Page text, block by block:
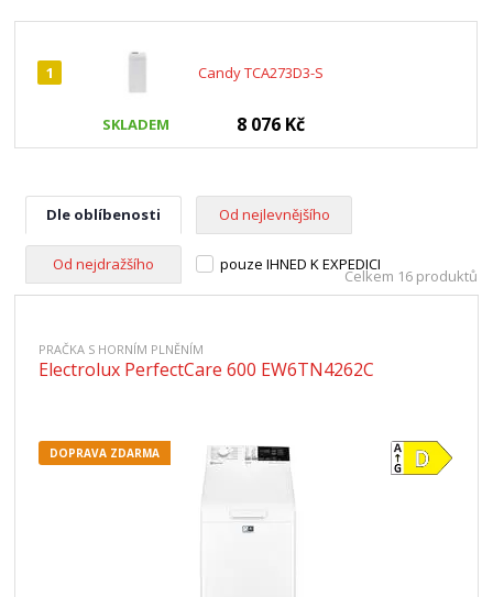
1 Candy TCA273D3-S
SKLADEM 8 076 Kč
Dle oblíbenosti Od nejlevnějšího
Od nejdražšího pouze IHNED K EXPEDICI
Celkem 16 produktů
PRAČKA S HORNÍM PLNĚNÍM
Electrolux PerfectCare 600 EW6TN4262C
DOPRAVA ZDARMA